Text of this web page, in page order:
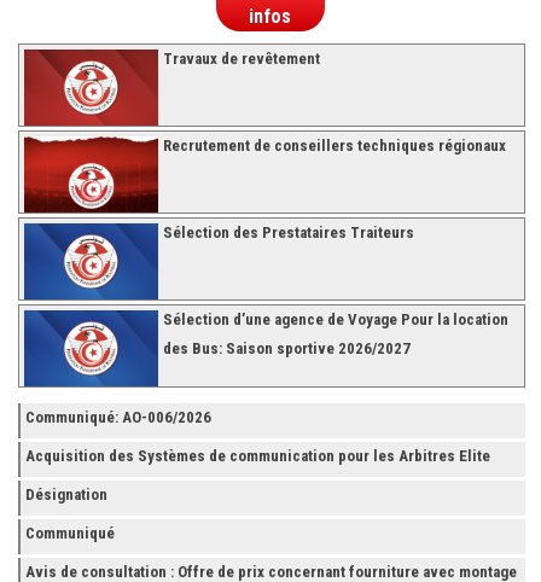
infos
Travaux de revêtement
Recrutement de conseillers techniques régionaux
Sélection des Prestataires Traiteurs
Sélection d’une agence de Voyage Pour la location
des Bus: Saison sportive 2026/2027
Communiqué: AO-006/2026
Acquisition des Systèmes de communication pour les Arbitres Elite
Désignation
Communiqué
Avis de consultation : Offre de prix concernant fourniture avec montage